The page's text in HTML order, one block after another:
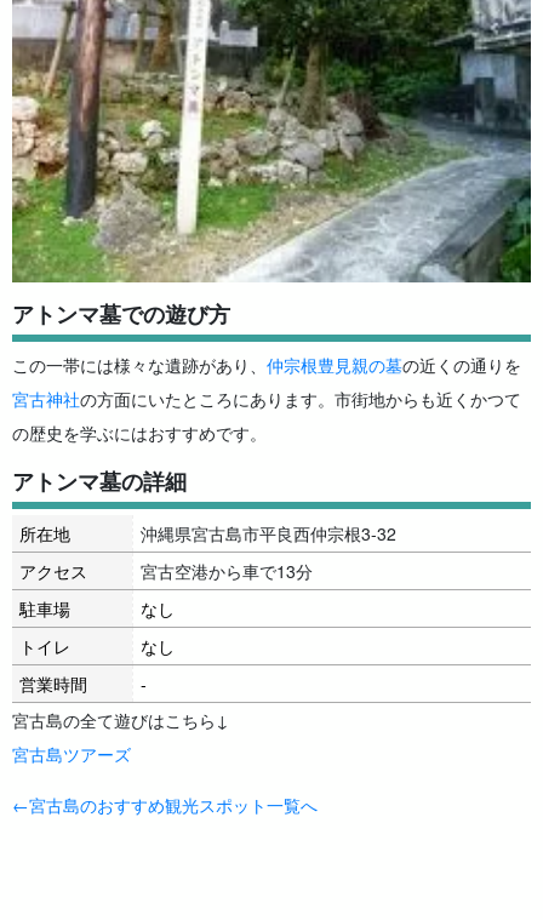
アトンマ墓での遊び方
この一帯には様々な遺跡があり、 仲宗根豊見親の墓の近くの通りを
宮古神社の方面にいたところにあります。市街地からも近くかつて
の歴史を学ぶにはおすすめです。
アトンマ墓の詳細
所在地
沖縄県宮古島市平良西仲宗根3-32
アクセス
宮古空港から車で13分
駐車場
なし
トイレ
なし
営業時間
-
宮古島の全て遊びはこちら↓
宮古島ツアーズ
←宮古島のおすすめ観光スポット一覧へ